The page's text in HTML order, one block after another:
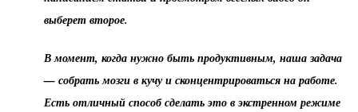
выберет второе.
В момент, когда нужно быть продуктивным, наша задача
— собрать мозги в кучу и сконцентрироваться на работе.
Есть отличный способ сделать это в экстренном режиме